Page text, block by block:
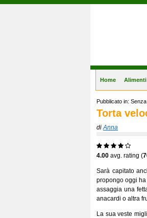
Gastronomia
Home Alimenti
Pubblicato in:
Torta
diAnna
4.00 avg. rating (
Sarà capitato
propongo oggi
assaggia una
anacardi o altra
La sua veste